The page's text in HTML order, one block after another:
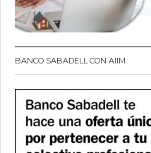
BANCO SABADELL CON AIIM